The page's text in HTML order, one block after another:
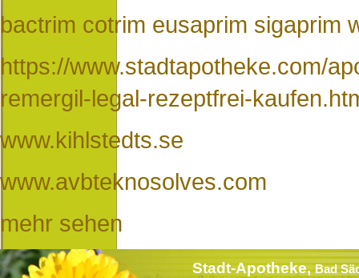
bactrim cotrim eusaprim sigaprim
https://www.stadtapotheke.com/
remergil-legal-rezeptfrei-
www.kihlstedts.se
www.avbteknosolves.com
mehr sehen
Stadt-Apotheke,Bad